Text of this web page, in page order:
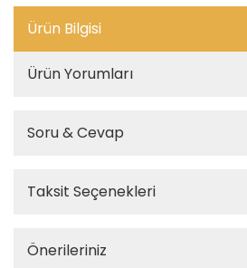
Ürün Bilgisi
Ürün Yorumları
Soru & Cevap
Taksit Seçenekleri
Önerileriniz